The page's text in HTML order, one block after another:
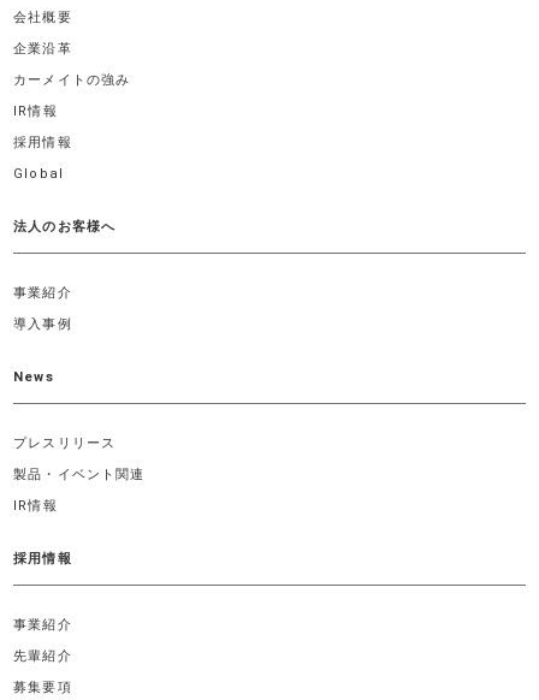
会社概要
企業沿革
カーメイトの強み
IR情報
採用情報
Global
法人のお客様へ
事業紹介
導入事例
News
プレスリリース
製品・イベント関連
IR情報
採用情報
事業紹介
先輩紹介
募集要項